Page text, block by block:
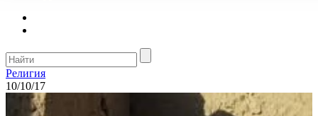
Религия
10/10/17